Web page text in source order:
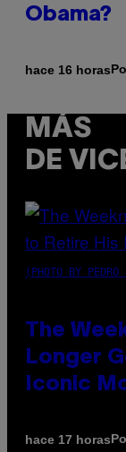
Obama?
hace 16 horas
MÁS
DE
(PHOTO BY
The
Longer
Iconic
hace 17 horas